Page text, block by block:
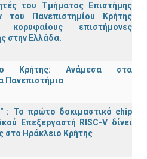
του Τμήματος Επιστήμης
του Πανεπιστημίου Κρήτης
επιστήμονες
στην Ελλάδα.
Κρήτης: Ανάμεσα στα
Πανεπιστήμια
: Το πρώτο δοκιμαστικό chip
Επεξεργαστή RISC-V δίνει
στο Ηράκλειο Κρήτης